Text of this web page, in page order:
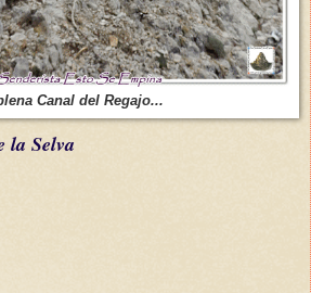
Canal del Regajo...
la Selva